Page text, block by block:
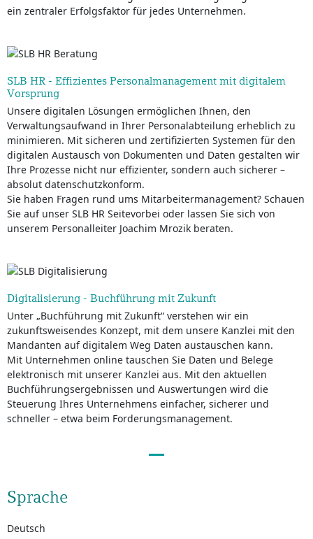
ein zentraler Erfolgsfaktor für jedes Unternehmen.
SLB HR - Effizientes Personalmanagement mit digitalem
Vorsprung
Unsere digitalen Lösungen ermöglichen Ihnen, den
Verwaltungsaufwand in Ihrer Personalabteilung erheblich zu
minimieren. Mit sicheren und zertifizierten Systemen für den
digitalen Austausch von Dokumenten und Daten gestalten wir
Ihre Prozesse nicht nur effizienter, sondern auch sicherer –
absolut datenschutzkonform.
Sie haben Fragen rund ums Mitarbeitermanagement? Schauen
Sie auf unser SLB HR Seitevorbei oder lassen Sie sich von
unserem Personalleiter Joachim Mrozik beraten.
Digitalisierung - Buchführung mit Zukunft
Unter „Buchführung mit Zukunft“ verstehen wir ein
zukunftsweisendes Konzept, mit dem unsere Kanzlei mit den
Mandanten auf digitalem Weg Daten austauschen kann.
Mit Unternehmen online tauschen Sie Daten und Belege
elektronisch mit unserer Kanzlei aus. Mit den aktuellen
Buchführungsergebnissen und Auswertungen wird die
Steuerung Ihres Unternehmens einfacher, sicherer und
schneller – etwa beim Forderungsmanagement.
Sprache
Deutsch